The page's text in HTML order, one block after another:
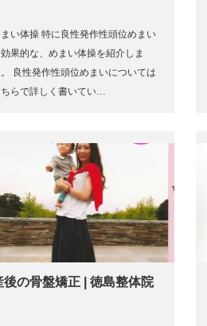
い体操 特に良性発作性頭位めまい
果的な、めまい体操を紹介しま
良性発作性頭位めまいについては
ちらで詳しく書いてい…
後の骨盤矯正 | 徳島整体院